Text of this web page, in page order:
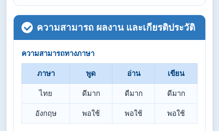
ความสามารถ ผลงาน และเกียรติประวัติ
ความสามารถทางภาษา
ภาษา พูด อ่าน เขียน
ไทย ดีมาก ดีมาก ดีมาก
อังกฤษ พอใช้ พอใช้ พอใช้